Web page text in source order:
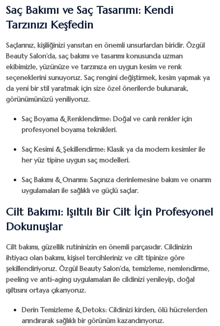
Saç Bakımı ve Saç Tasarımı: Kendi
Tarzınızı Keşfedin
Saçlarınız, kişiliğinizi yansıtan en önemli unsurlardan biridir. Özgül
Beauty Salon’da, saç bakımı ve tasarımı konusunda uzman
ekibimizle, yüzünüze ve tarzınıza en uygun kesim ve renk
seçeneklerini sunuyoruz. Saç rengini değiştirmek, kesim yapmak ya
da yeni bir stil yaratmak için size özel önerilerde bulunarak,
görünümünüzü yeniliyoruz.
Saç Boyama & Renklendirme: Doğal ve canlı renkler için
profesyonel boyama teknikleri.
Saç Kesimi & Şekillendirme: Klasik ya da modern kesimler ile
her yüz tipine uygun saç modelleri.
Saç Bakımı & Onarımı: Saçınıza derinlemesine bakım ve onarım
uygulamaları ile sağlıklı ve güçlü saçlar.
Cilt Bakımı: Işıltılı Bir Cilt İçin Profesyonel
Dokunuşlar
Cilt bakımı, güzellik rutininizin en önemli parçasıdır. Cildinizin
ihtiyacı olan bakımı, kişisel tercihleriniz ve cilt tipinize göre
şekillendiriyoruz. Özgül Beauty Salon’da, temizleme, nemlendirme,
peeling ve anti-aging uygulamaları ile cildinizi yenileyip, doğal
ışıltısını ortaya çıkarıyoruz.
Derin Temizleme & Detoks: Cildinizi kirden, ölü hücrelerden
arındırarak sağlıklı bir görünüm kazandırıyoruz.